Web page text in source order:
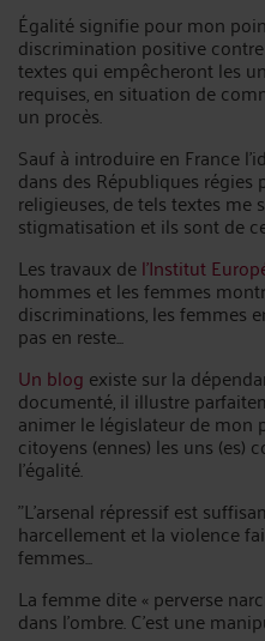
Égalité signifie pour mon
discrimination positive
textes qui empêcheront les
requises, en situation de
un procès.
Sauf à introduire en France
dans des Républiques régies
religieuses, de tels textes
stigmatisation et ils sont de
Les travaux del'Institut
hommes et les femmes
discriminations, les femmes
pas en reste...
Un blog existe sur la
documenté, il illustre
animer le législateur de mon
citoyens (ennes) les uns (es)
l'égalité.
"L'arsenal répressif est
harcellement et la violence
femmes...
La femme dite « perverse
dans l'ombre. C'est une